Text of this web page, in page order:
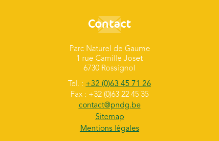
Contact
Parc Naturel de Gaume
1 rue Camille Joset
6730 Rossignol
Tel. : +32 (0)63 45 71 26
Fax : +32 (0)63 22 45 35
contact@pndg.be
Sitemap
Mentions légales